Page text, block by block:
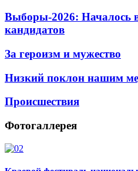
Выборы-2026: Началось
кандидатов
За героизм и мужество
Низкий поклон нашим
Происшествия
Фотогаллерея